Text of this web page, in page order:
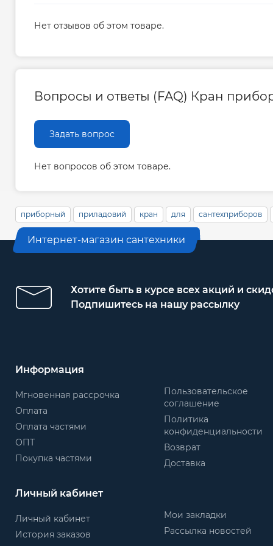
Нет отзывов об этом товаре.
Вопросы и ответы (FAQ) Кран
Задать вопрос
Нет вопросов об этом товаре.
приборный приладовий кран для сантехприборов
Интернет-магазин сантехники
Хотите быть в курсе всех акций и
Подпишитесь на нашу рассылку
Информация
Мгновенная рассрочка
Оплата
Оплата частями
ОПТ
Покупка частями
Пользовательское
соглашение
Политика
конфиденциальности
Возврат
Доставка
Личный кабинет
Личный кабинет
История заказов
Мои закладки
Рассылка новостей